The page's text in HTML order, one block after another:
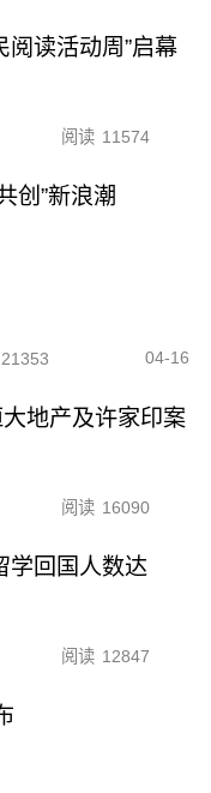
阅读活动周”启幕
阅读 11574
创”新浪潮
21353 04-16
地产及许家印案
阅读 16090
学回国人数达
阅读 12847